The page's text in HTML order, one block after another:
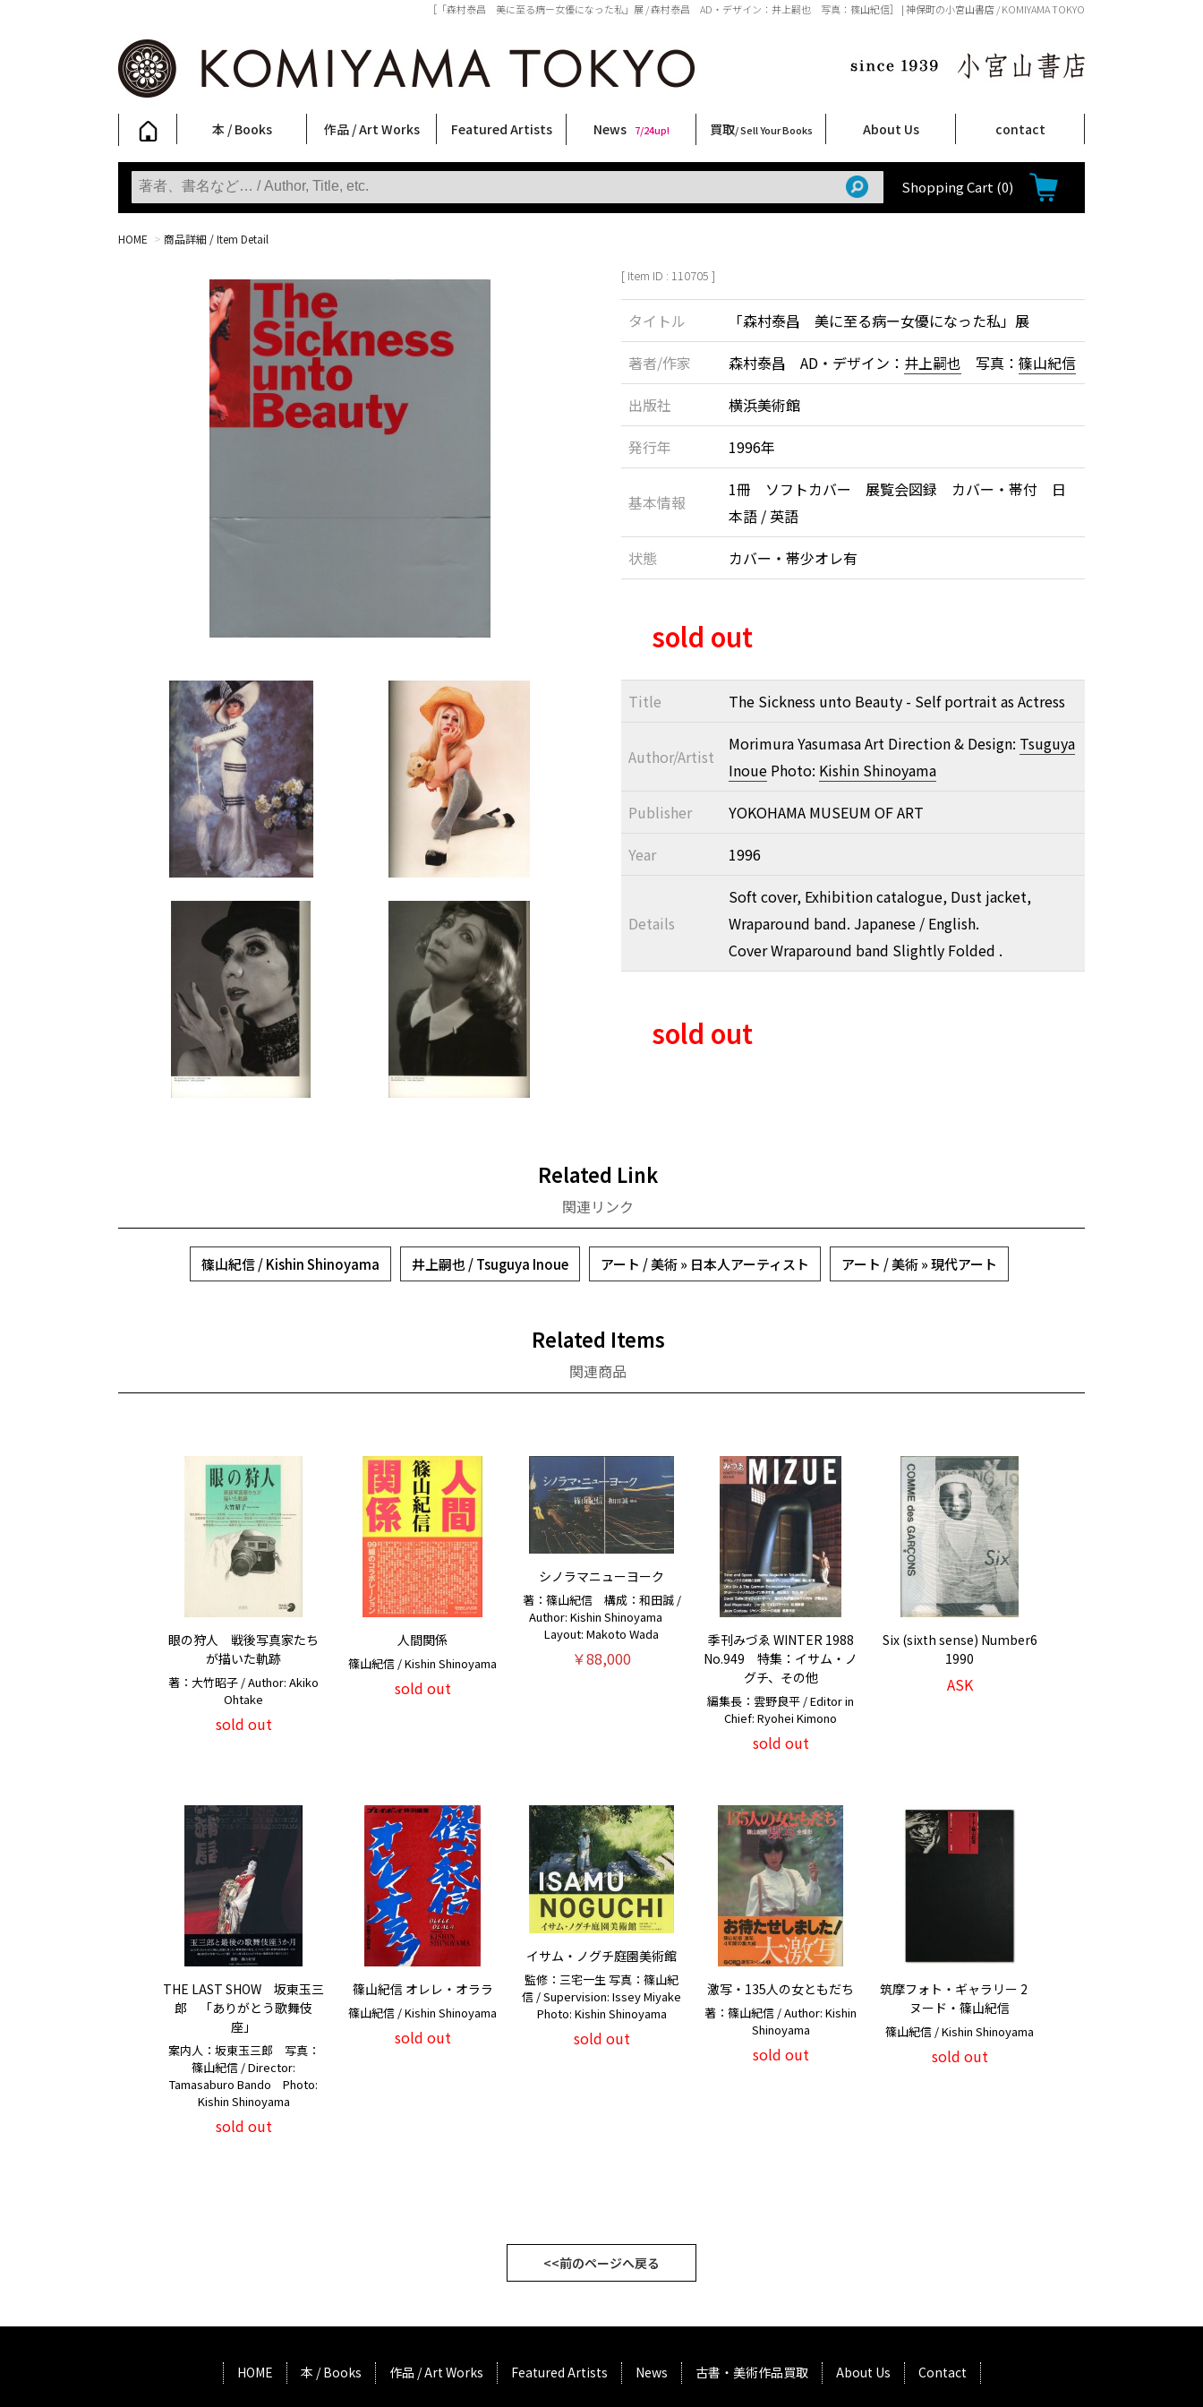
［「森村泰昌 美に至る病ー女優になった私」展 / 森村泰昌 AD・デザイン：井上嗣也 写真：篠山紀信］ | 神保町の小宮山書店 / KOMIYAMA TOKYO
本 / Books
写真集
Photobooks
ファッション
Fashion
アート / 美術
Art
文学・人文
Literature & Humanities
日本文化
Japanese Culture
新刊
New Books
SALE
SALE
作品 / Art Works
フォトグラフィー
Photography
ポスター
Posters
ストリートアート
Street Art
立体・その他
Sculptures / etc
アートワークス
Art Works
Primary Artworks
KOMIYAMA TOKYO ART LABEL
版画
Prints
Featured Artists
稲嶺啓一(東風終)
村田言恵
丸岡和吾
Rico Casella
キム・ロートン
菅谷晋一
柴田亜美
内藤啓介
CHRIS
三島剛
林月光
佐伯俊男
須藤昌人
天野タケル
三島由紀夫
大西洋介
二本木里美
大類信
春川ナミオ
森山大道
横尾忠則
北島敬三
内藤ルネ
COOKIE
秋赤音
News 7/24up!
新着・おすすめ商品 9/7up!
フェア・イベント情報 7/24up!
お店からのお知らせ 6/1up!
買取/ Sell Your Books
買取ブログ
買取専用フォーム
古書 / 古本の買取
美術品の買取
出張買取について
宅配買取について
店頭買取について
よくある質問
About Us
店舗案内
Shop Infomation
ご注文について
How to Order
特定商取引法に関する表示
プライバシーポリシー
contact
Shopping Cart (0)
HOME > 商品詳細 / Item Detail
[ Item ID : 110705 ]
タイトル
「森村泰昌 美に至る病ー女優になった私」展
著者/作家
森村泰昌 AD・デザイン： 井上嗣也 写真： 篠山紀信
出版社
横浜美術館
発行年
1996年
基本情報
1冊 ソフトカバー 展覧会図録 カバー・帯付 日
本語 / 英語
状態
カバー・帯少オレ有
sold out
Title The Sickness unto Beauty - Self portrait as Actress
Author/Artist
Morimura Yasumasa Art Direction & Design: Tsuguya
InouePhoto: Kishin Shinoyama
Publisher
YOKOHAMA MUSEUM OF ART
Year
1996
Details
Soft cover, Exhibition catalogue, Dust jacket,
Wraparound band. Japanese / English.
Cover Wraparound band Slightly Folded .
sold out
Related Link
関連リンク
篠山紀信 / Kishin Shinoyama 井上嗣也 / Tsuguya Inoue アート / 美術 » 日本人アーティスト アート / 美術 » 現代アート
Related Items
関連商品
眼の狩人 戦後写真家たち
が描いた軌跡
著：大竹昭子 / Author: Akiko
Ohtake
sold out
人間関係
篠山紀信 / Kishin Shinoyama
sold out
シノラマニューヨーク
著：篠山紀信 構成：和田誠 /
Author: Kishin Shinoyama
Layout: Makoto Wada
￥88,000
季刊みづゑ WINTER 1988
No.949 特集：イサム・ノ
グチ、その他
編集長：雲野良平 / Editor in
Chief: Ryohei Kimono
sold out
Six (sixth sense) Number6
1990
ASK
THE LAST SHOW 坂東玉三
郎 「ありがとう歌舞伎
座」
案内人：坂東玉三郎 写真：
篠山紀信 / Director:
Tamasaburo Bando Photo:
Kishin Shinoyama
sold out
篠山紀信 オレレ・オララ
篠山紀信 / Kishin Shinoyama
sold out
イサム・ノグチ庭園美術館
監修：三宅一生 写真：篠山紀
信 / Supervision: Issey Miyake
Photo: Kishin Shinoyama
sold out
激写・135人の女ともだち
著：篠山紀信 / Author: Kishin
Shinoyama
sold out
筑摩フォト・ギャラリー 2
ヌード・篠山紀信
篠山紀信 / Kishin Shinoyama
sold out
<<前のページへ戻る
HOME 本 / Books 作品 / Art Works Featured Artists News 古書・美術作品買取 About Us Contact